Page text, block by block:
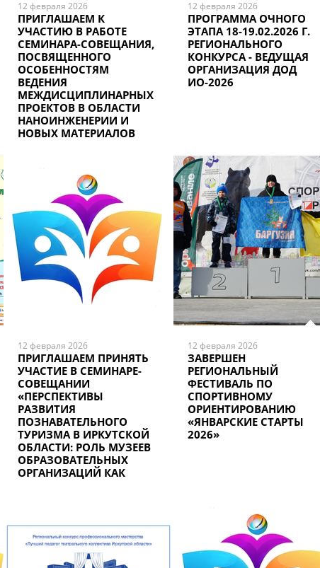
12 февраля 2026
ПРИГЛАШАЕМ К
УЧАСТИЮ В РАБОТЕ
СЕМИНАРА-СОВЕЩАНИЯ,
ПОСВЯЩЕННОГО
ОСОБЕННОСТЯМ
ВЕДЕНИЯ
МЕЖДИСЦИПЛИНАРНЫХ
ПРОЕКТОВ В ОБЛАСТИ
НАНОИНЖЕНЕРИИ И
НОВЫХ МАТЕРИАЛОВ
12 февраля 2026
ПРОГРАММА ОЧНОГО
ЭТАПА 18-19.02.2026 Г.
РЕГИОНАЛЬНОГО
КОНКУРСА - ВЕДУЩАЯ
ОРГАНИЗАЦИЯ ДОД
ИО-2026
12 февраля 2026
ПРИГЛАШАЕМ ПРИНЯТЬ
УЧАСТИЕ В СЕМИНАРЕ-
СОВЕЩАНИИ
«ПЕРСПЕКТИВЫ
РАЗВИТИЯ
ПОЗНАВАТЕЛЬНОГО
ТУРИЗМА В ИРКУТСКОЙ
ОБЛАСТИ: РОЛЬ МУЗЕЕВ
ОБРАЗОВАТЕЛЬНЫХ
ОРГАНИЗАЦИЙ КАК
12 февраля 2026
ЗАВЕРШЕН
РЕГИОНАЛЬНЫЙ
ФЕСТИВАЛЬ ПО
СПОРТИВНОМУ
ОРИЕНТИРОВАНИЮ
«ЯНВАРСКИЕ СТАРТЫ
2026»